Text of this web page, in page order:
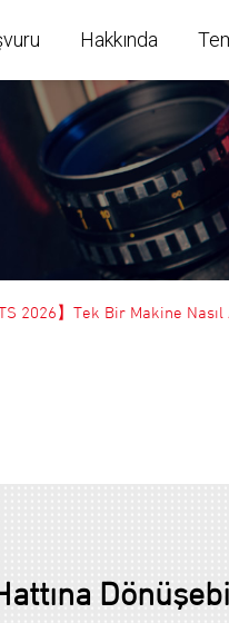
Hakkında
2026】Tek Bir Makine